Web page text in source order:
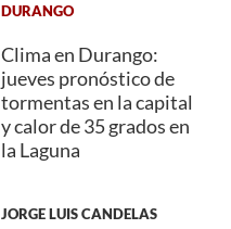
DURANGO
Clima en Durango:
jueves pronóstico de
tormentas en la capital
y calor de 35 grados en
la Laguna
JORGE LUIS CANDELAS